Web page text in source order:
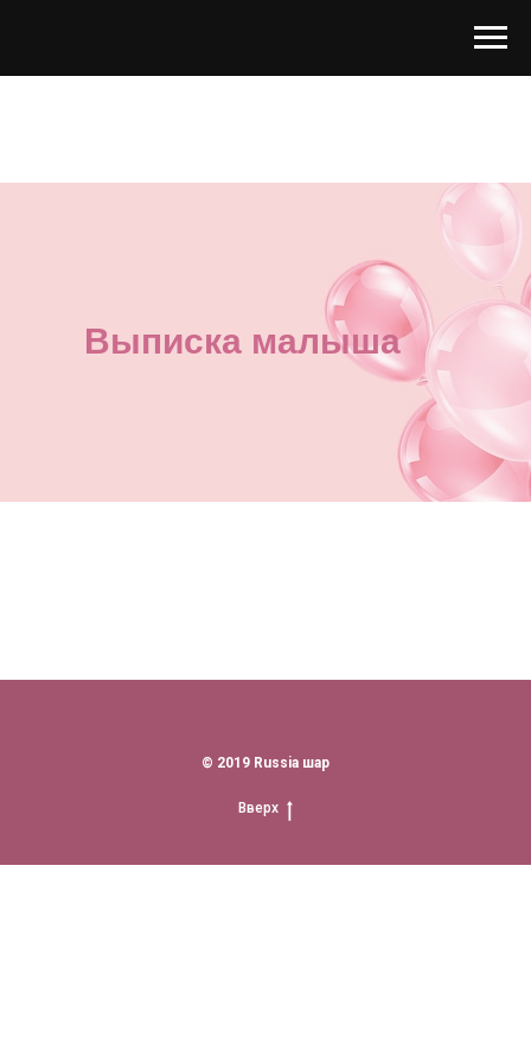
Выписка малыша
© 2019 Russia шар
Вверх